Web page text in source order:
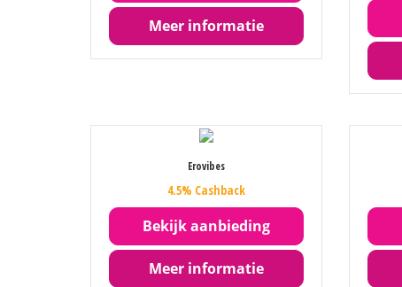
Meer informatie
Erovibes
4.5% Cashback
Bekijk aanbieding
Meer informatie